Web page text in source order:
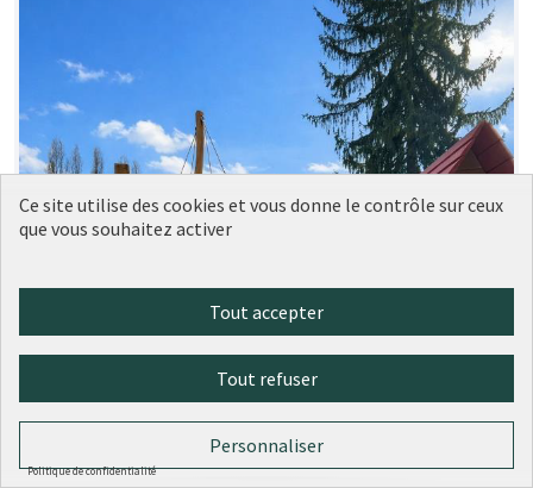
Ce site utilise des cookies et vous donne le contrôle sur ceux
que vous souhaitez activer
Tout accepter
Tout refuser
Personnaliser
Politique de confidentialité